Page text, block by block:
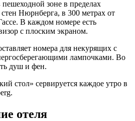
зоне в пределах
Нюрнберга, в 300 метрах от
В каждом номере есть
с плоским экраном.
номера для некурящих с
лампочками. Во
душ и фен.
стол» сервируется каждое утро в
отеля